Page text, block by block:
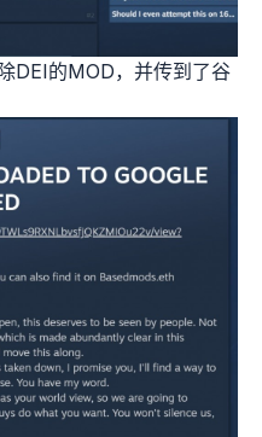
DEI的MOD，并传到了谷